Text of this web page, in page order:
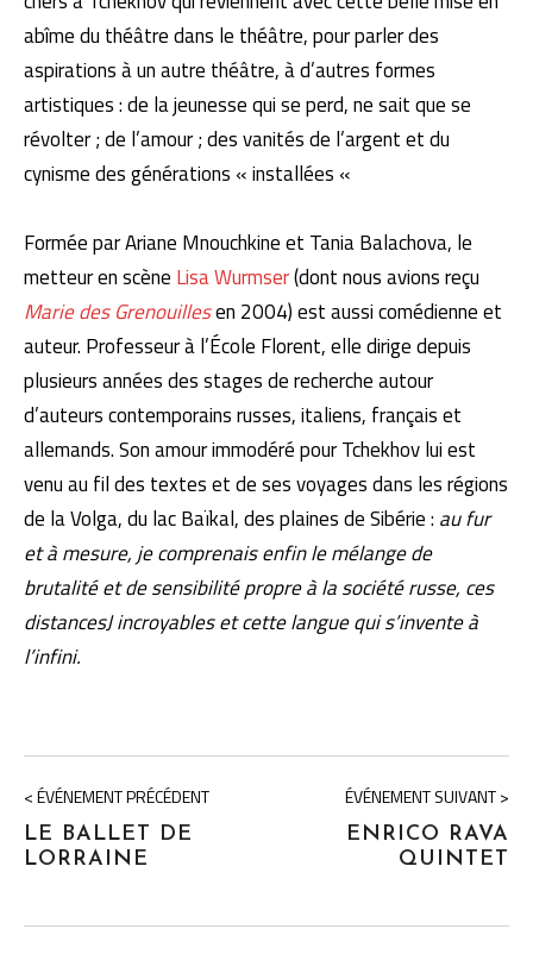
abîme du théâtre dans le théâtre, pour parler des
aspirations à un autre théâtre, à d’autres formes
artistiques : de la jeunesse qui se perd, ne sait que se
révolter ; de l’amour ; des vanités de l’argent et du
cynisme des générations « installées «
Formée par Ariane Mnouchkine et Tania Balachova, le
metteur en scène Lisa Wurmser(dont nous avions reçu
Marie des Grenouillesen 2004) est aussi comédienne et
auteur. Professeur à l’École Florent, elle dirige depuis
plusieurs années des stages de recherche autour
d’auteurs contemporains russes, italiens, français et
allemands. Son amour immodéré pour Tchekhov lui est
venu au fil des textes et de ses voyages dans les régions
de la Volga, du lac Baïkal, des plaines de Sibérie : au fur
et à mesure, je comprenais enfin le mélange de
brutalité et de sensibilité propre à la société russe, ces
distancesJ incroyables et cette langue qui s’invente à
l’infini.
< ÉVÉNEMENT PRÉCÉDENT
LE BALLET DE
LORRAINE
ÉVÉNEMENT SUIVANT >
ENRICO RAVA
QUINTET